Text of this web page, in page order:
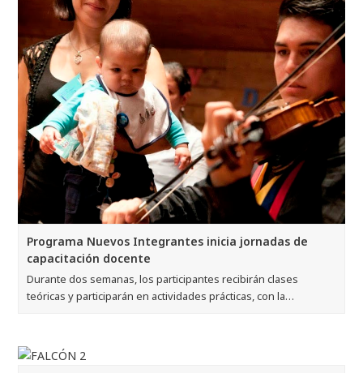
Programa Nuevos Integrantes inicia jornadas de
capacitación docente
Durante dos semanas, los participantes recibirán clases
teóricas y participarán en actividades prácticas, con la…